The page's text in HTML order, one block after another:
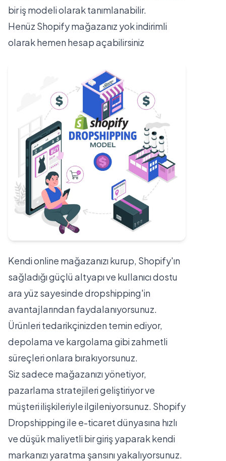
bir iş modeli olarak tanımlanabilir.
Henüz Shopify mağazanız yokindirimli
olarak hemen hesap açabilirsiniz
Kendi online mağazanızı kurup, Shopify'ın
sağladığı güçlü altyapı ve kullanıcı dostu
ara yüz sayesinde dropshipping'in
avantajlarından faydalanıyorsunuz.
Ürünleri tedarikçinizden temin ediyor,
depolama ve kargolama gibi zahmetli
süreçleri onlara bırakıyorsunuz.
Siz sadece mağazanızı yönetiyor,
pazarlama stratejileri geliştiriyor ve
müşteri ilişkileriyle ilgileniyorsunuz. Shopify
Dropshipping ile e-ticaret dünyasına hızlı
ve düşük maliyetli bir giriş yaparak kendi
markanızı yaratma şansını yakalıyorsunuz.